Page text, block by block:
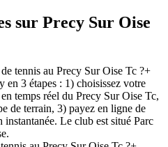
sur Precy Sur Oise
tennis au Precy Sur Oise Tc ?+
3 étapes : 1) choisissez votre
temps réel du Precy Sur Oise Tc,
de terrain, 3) payez en ligne de
Le club est situé Parc